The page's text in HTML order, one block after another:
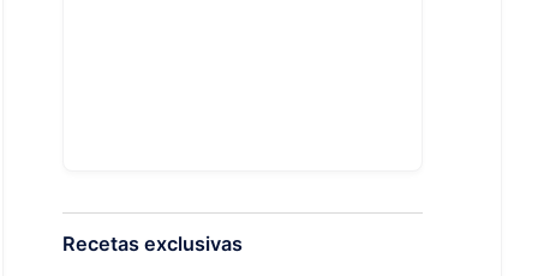
Recetas exclusivas